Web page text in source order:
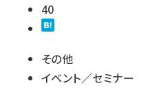
40
その他
イベント／セミナー